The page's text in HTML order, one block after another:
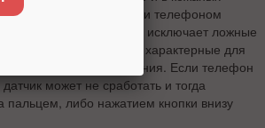
при касании телефоном
решение полностью исключает ложные
рядом руки и характерные для
датчиков для открывания. Если телефон
может не сработать и тогда
либо нажатием кнопки внизу